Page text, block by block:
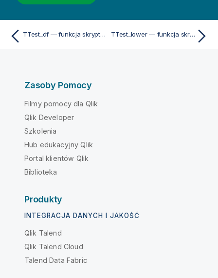
TTest_df — funkcja skryptu i funkcja wykresu TTest_lower — funkcja skryptu i funkcja wykresu
Zasoby Pomocy
Filmy pomocy dla Qlik
Qlik Developer
Szkolenia
Hub edukacyjny Qlik
Portal klientów Qlik
Biblioteka
Produkty
INTEGRACJA DANYCH I JAKOŚĆ
Qlik Talend
Qlik Talend Cloud
Talend Data Fabric